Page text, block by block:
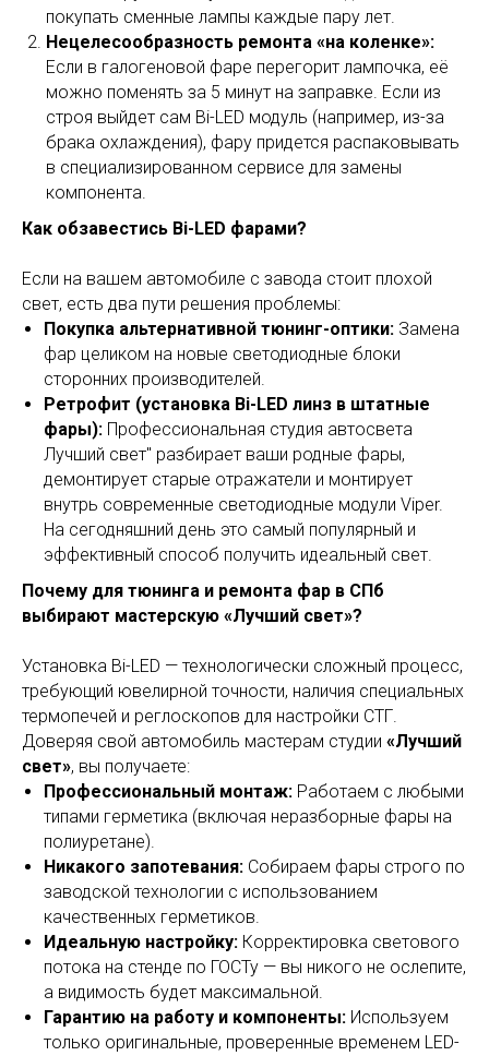
покупать сменные лампы каждые пару лет.
Нецелесообразность ремонта «на коленке»:
Если в галогеновой фаре перегорит лампочка, её
можно поменять за 5 минут на заправке. Если из
строя выйдет сам Bi-LED модуль (например, из-за
брака охлаждения), фару придется распаковывать
в специализированном сервисе для замены
компонента.
Как обзавестись Bi-LED фарами?
Если на вашем автомобиле с завода стоит плохой
свет, есть два пути решения проблемы:
Покупка альтернативной тюнинг-оптики: Замена
фар целиком на новые светодиодные блоки
сторонних производителей.
Ретрофит (установка Bi-LED линз в штатные
фары): Профессиональная студия автосвета
Лучший свет" разбирает ваши родные фары,
демонтирует старые отражатели и монтирует
внутрь современные светодиодные модули Viper.
На сегодняшний день это самый популярный и
эффективный способ получить идеальный свет.
Почему для тюнинга и ремонта фар в СПб
выбирают мастерскую «Лучший свет»?
Установка Bi-LED — технологически сложный процесс,
требующий ювелирной точности, наличия специальных
термопечей и реглоскопов для настройки СТГ.
Доверяя свой автомобиль мастерам студии «Лучший
свет», вы получаете:
Профессиональный монтаж: Работаем с любыми
типами герметика (включая неразборные фары на
полиуретане).
Никакого запотевания: Собираем фары строго по
заводской технологии с использованием
качественных герметиков.
Идеальную настройку: Корректировка светового
потока на стенде по ГОСТу — вы никого не ослепите,
а видимость будет максимальной.
Гарантию на работу и компоненты: Используем
только оригинальные, проверенные временем LED-